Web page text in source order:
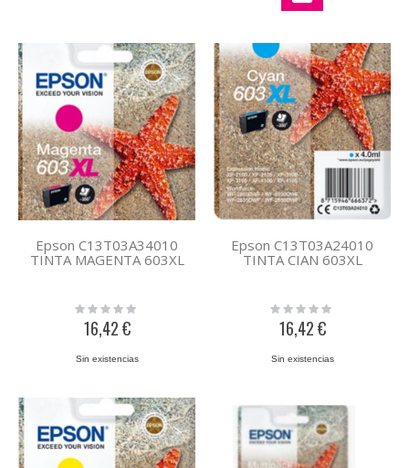
Epson C13T03A34010
TINTA MAGENTA 603XL
Rating:
16,42 €
Sin existencias
Epson C13T03A24010
TINTA CIAN 603XL
Rating:
16,42 €
Sin existencias